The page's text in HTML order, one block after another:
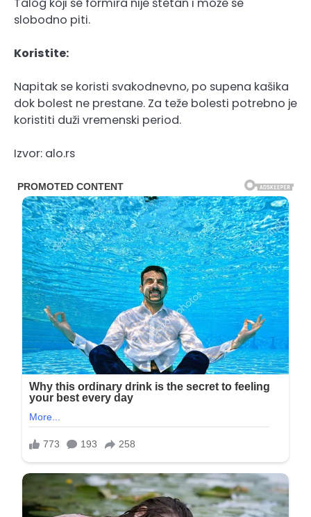
Talog koji se formira nije štetan i može se
slobodno piti.
Koristite:
Napitak se koristi svakodnevno, po supena kašika
dok bolest ne prestane. Za teže bolesti potrebno je
koristiti duži vremenski period.
Izvor: alo.rs